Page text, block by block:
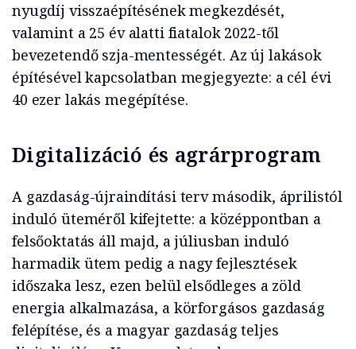
nyugdíj visszaépítésének megkezdését,
valamint a 25 év alatti fiatalok 2022-től
bevezetendő szja-mentességét. Az új lakások
építésével kapcsolatban megjegyezte: a cél évi
40 ezer lakás megépítése.
Digitalizáció és agrárprogram
A gazdaság-újraindítási terv második, áprilistól
induló üteméről kifejtette: a középpontban a
felsőoktatás áll majd, a júliusban induló
harmadik ütem pedig a nagy fejlesztések
időszaka lesz, ezen belül elsődleges a zöld
energia alkalmazása, a körforgásos gazdaság
felépítése, és a magyar gazdaság teljes